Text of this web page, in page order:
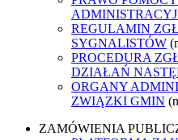
REGULAMIN
SYGNALISTÓW
PROCEDURA
DZIAŁAŃ
ORGANY
ZWIĄZKI GMIN
ZAMÓWIENIA